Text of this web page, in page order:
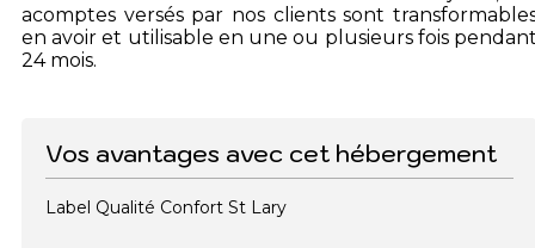
acomptes versés par nos clients sont
en avoir et utilisable en une ou plusieurs fois
24 mois.
Vos avantages avec cet hébergement
Label Qualité Confort St Lary